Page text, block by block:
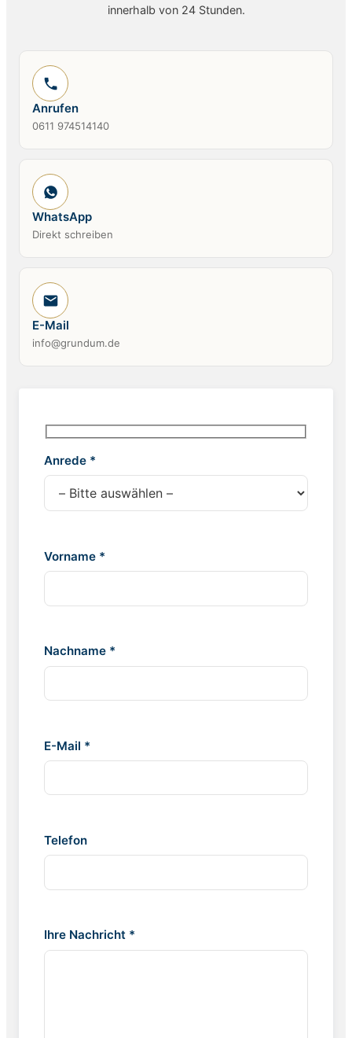
innerhalb von 24 Stunden.
Anrufen
0611 974514140
WhatsApp
Direkt schreiben
E-Mail
info@grundum.de
Anrede *
Vorname *
Nachname *
E-Mail *
Telefon
Ihre Nachricht *